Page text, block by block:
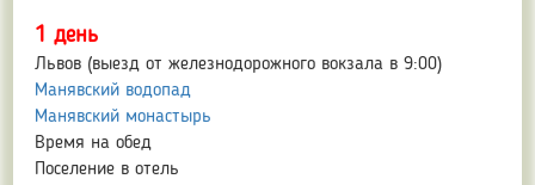
1 день
Львов (выезд от железнодорожного вокзала в 9:00)
Манявский водопад
Манявский монастырь
Время на обед
Поселение в отель